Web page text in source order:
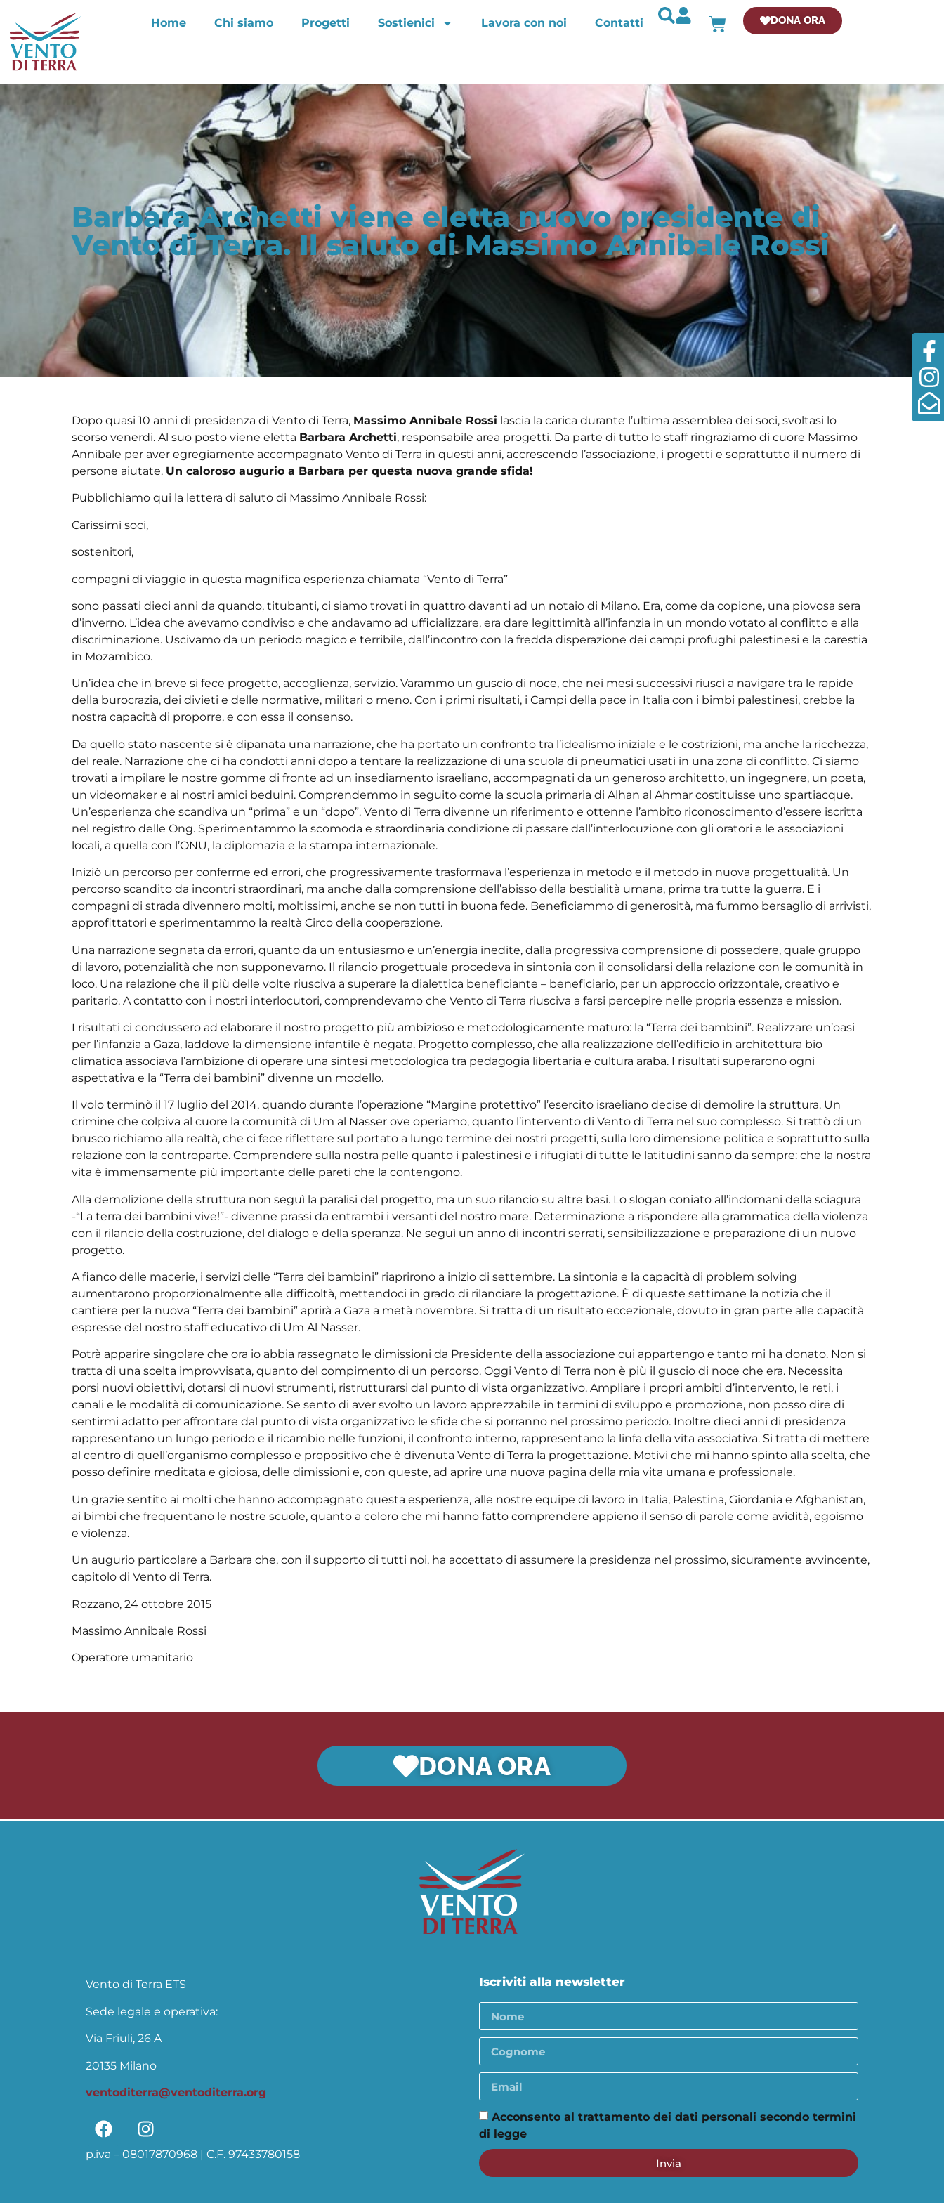
Home Chi siamo Progetti Sostienici Lavora con noi Contatti DONA ORA
Barbara Archetti viene eletta nuovo presidente di
Vento di Terra. Il saluto di Massimo Annibale Rossi
Dopo quasi 10 anni di presidenza di Vento di Terra, Massimo Annibale Rossi lascia la carica durante l’ultima assemblea dei soci, svoltasi lo
scorso venerdi. Al suo posto viene eletta Barbara Archetti, responsabile area progetti. Da parte di tutto lo staff ringraziamo di cuore Massimo
Annibale per aver egregiamente accompagnato Vento di Terra in questi anni, accrescendo l’associazione, i progetti e soprattutto il numero di
persone aiutate. Un caloroso augurio a Barbara per questa nuova grande sfida!
Pubblichiamo qui la lettera di saluto di Massimo Annibale Rossi:
Carissimi soci,
sostenitori,
compagni di viaggio in questa magnifica esperienza chiamata “Vento di Terra”
sono passati dieci anni da quando, titubanti, ci siamo trovati in quattro davanti ad un notaio di Milano. Era, come da copione, una piovosa sera
d’inverno. L’idea che avevamo condiviso e che andavamo ad ufficializzare, era dare legittimità all’infanzia in un mondo votato al conflitto e alla
discriminazione. Uscivamo da un periodo magico e terribile, dall’incontro con la fredda disperazione dei campi profughi palestinesi e la carestia
in Mozambico.
Un’idea che in breve si fece progetto, accoglienza, servizio. Varammo un guscio di noce, che nei mesi successivi riuscì a navigare tra le rapide
della burocrazia, dei divieti e delle normative, militari o meno. Con i primi risultati, i Campi della pace in Italia con i bimbi palestinesi, crebbe la
nostra capacità di proporre, e con essa il consenso.
Da quello stato nascente si è dipanata una narrazione, che ha portato un confronto tra l’idealismo iniziale e le costrizioni, ma anche la ricchezza,
del reale. Narrazione che ci ha condotti anni dopo a tentare la realizzazione di una scuola di pneumatici usati in una zona di conflitto. Ci siamo
trovati a impilare le nostre gomme di fronte ad un insediamento israeliano, accompagnati da un generoso architetto, un ingegnere, un poeta,
un videomaker e ai nostri amici beduini. Comprendemmo in seguito come la scuola primaria di Alhan al Ahmar costituisse uno spartiacque.
Un’esperienza che scandiva un “prima” e un “dopo”. Vento di Terra divenne un riferimento e ottenne l’ambito riconoscimento d’essere iscritta
nel registro delle Ong. Sperimentammo la scomoda e straordinaria condizione di passare dall’interlocuzione con gli oratori e le associazioni
locali, a quella con l’ONU, la diplomazia e la stampa internazionale.
Iniziò un percorso per conferme ed errori, che progressivamente trasformava l’esperienza in metodo e il metodo in nuova progettualità. Un
percorso scandito da incontri straordinari, ma anche dalla comprensione dell’abisso della bestialità umana, prima tra tutte la guerra. E i
compagni di strada divennero molti, moltissimi, anche se non tutti in buona fede. Beneficiammo di generosità, ma fummo bersaglio di arrivisti,
approfittatori e sperimentammo la realtà Circo della cooperazione.
Una narrazione segnata da errori, quanto da un entusiasmo e un’energia inedite, dalla progressiva comprensione di possedere, quale gruppo
di lavoro, potenzialità che non supponevamo. Il rilancio progettuale procedeva in sintonia con il consolidarsi della relazione con le comunità in
loco. Una relazione che il più delle volte riusciva a superare la dialettica beneficiante – beneficiario, per un approccio orizzontale, creativo e
paritario. A contatto con i nostri interlocutori, comprendevamo che Vento di Terra riusciva a farsi percepire nelle propria essenza e mission.
I risultati ci condussero ad elaborare il nostro progetto più ambizioso e metodologicamente maturo: la “Terra dei bambini”. Realizzare un’oasi
per l’infanzia a Gaza, laddove la dimensione infantile è negata. Progetto complesso, che alla realizzazione dell’edificio in architettura bio
climatica associava l’ambizione di operare una sintesi metodologica tra pedagogia libertaria e cultura araba. I risultati superarono ogni
aspettativa e la “Terra dei bambini” divenne un modello.
Il volo terminò il 17 luglio del 2014, quando durante l’operazione “Margine protettivo” l’esercito israeliano decise di demolire la struttura. Un
crimine che colpiva al cuore la comunità di Um al Nasser ove operiamo, quanto l’intervento di Vento di Terra nel suo complesso. Si trattò di un
brusco richiamo alla realtà, che ci fece riflettere sul portato a lungo termine dei nostri progetti, sulla loro dimensione politica e soprattutto sulla
relazione con la controparte. Comprendere sulla nostra pelle quanto i palestinesi e i rifugiati di tutte le latitudini sanno da sempre: che la nostra
vita è immensamente più importante delle pareti che la contengono.
Alla demolizione della struttura non seguì la paralisi del progetto, ma un suo rilancio su altre basi. Lo slogan coniato all’indomani della sciagura
-“La terra dei bambini vive!”- divenne prassi da entrambi i versanti del nostro mare. Determinazione a rispondere alla grammatica della violenza
con il rilancio della costruzione, del dialogo e della speranza. Ne seguì un anno di incontri serrati, sensibilizzazione e preparazione di un nuovo
progetto.
A fianco delle macerie, i servizi delle “Terra dei bambini” riaprirono a inizio di settembre. La sintonia e la capacità di problem solving
aumentarono proporzionalmente alle difficoltà, mettendoci in grado di rilanciare la progettazione. È di queste settimane la notizia che il
cantiere per la nuova “Terra dei bambini” aprirà a Gaza a metà novembre. Si tratta di un risultato eccezionale, dovuto in gran parte alle capacità
espresse del nostro staff educativo di Um Al Nasser.
Potrà apparire singolare che ora io abbia rassegnato le dimissioni da Presidente della associazione cui appartengo e tanto mi ha donato. Non si
tratta di una scelta improvvisata, quanto del compimento di un percorso. Oggi Vento di Terra non è più il guscio di noce che era. Necessita
porsi nuovi obiettivi, dotarsi di nuovi strumenti, ristrutturarsi dal punto di vista organizzativo. Ampliare i propri ambiti d’intervento, le reti, i
canali e le modalità di comunicazione. Se sento di aver svolto un lavoro apprezzabile in termini di sviluppo e promozione, non posso dire di
sentirmi adatto per affrontare dal punto di vista organizzativo le sfide che si porranno nel prossimo periodo. Inoltre dieci anni di presidenza
rappresentano un lungo periodo e il ricambio nelle funzioni, il confronto interno, rappresentano la linfa della vita associativa. Si tratta di mettere
al centro di quell’organismo complesso e propositivo che è divenuta Vento di Terra la progettazione. Motivi che mi hanno spinto alla scelta, che
posso definire meditata e gioiosa, delle dimissioni e, con queste, ad aprire una nuova pagina della mia vita umana e professionale.
Un grazie sentito ai molti che hanno accompagnato questa esperienza, alle nostre equipe di lavoro in Italia, Palestina, Giordania e Afghanistan,
ai bimbi che frequentano le nostre scuole, quanto a coloro che mi hanno fatto comprendere appieno il senso di parole come avidità, egoismo
e violenza.
Un augurio particolare a Barbara che, con il supporto di tutti noi, ha accettato di assumere la presidenza nel prossimo, sicuramente avvincente,
capitolo di Vento di Terra.
Rozzano, 24 ottobre 2015
Massimo Annibale Rossi
Operatore umanitario
DONA ORA
Vento di Terra ETS
Sede legale e operativa:
Via Friuli, 26 A
20135 Milano
ventoditerra@ventoditerra.org
p.iva – 08017870968 | C.F. 97433780158
Iscriviti alla newsletter
Acconsento al trattamento dei dati personali secondo termini
di legge
Invia